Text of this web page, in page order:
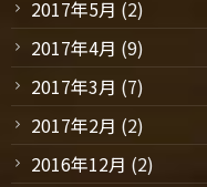
2017年5月 (2)
2017年4月 (9)
2017年3月 (7)
2017年2月 (2)
2016年12月 (2)